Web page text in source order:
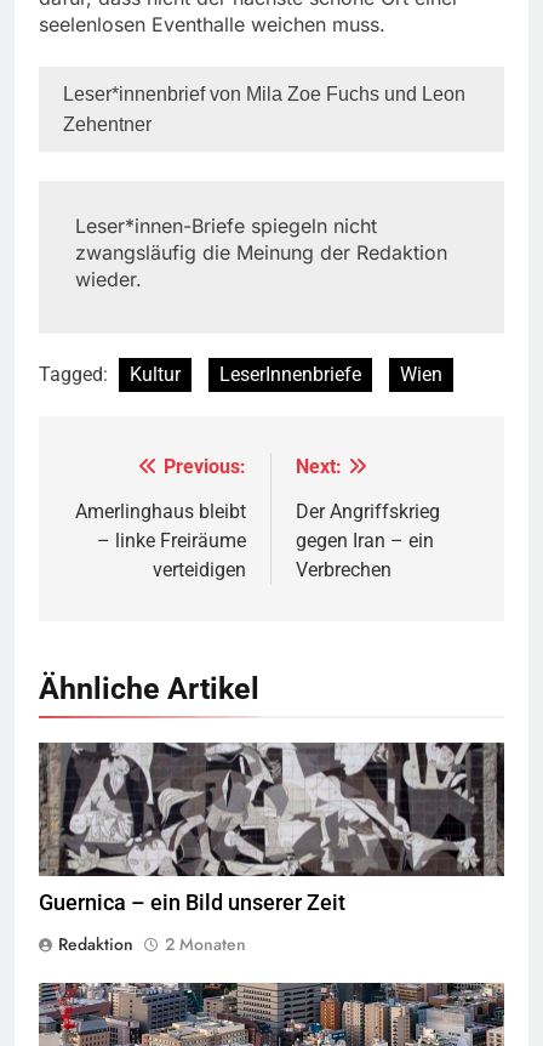
seelenlosen Eventhalle weichen muss.
Leser*innenbrief von Mila Zoe Fuchs und Leon
Zehentner
Leser*innen-Briefe spiegeln nicht
zwangsläufig die Meinung der Redaktion
wieder.
Tagged: Kultur LeserInnenbriefe Wien
Beitragsnavigation
Previous:
Amerlinghaus bleibt
– linke Freiräume
verteidigen
Next:
Der Angriffskrieg
gegen Iran – ein
Verbrechen
Ähnliche Artikel
Guerniaca Fliesen: Nachbildung in Guernica_Tony Hisgett,Quelle©
BY 2.0
Guernica – ein Bild unserer Zeit
Redaktion
2 Monaten
By Ilya Grigorik - Imported from 500px (archived version) by the
Archive Team. (detail page) ©CC-BY-3.0